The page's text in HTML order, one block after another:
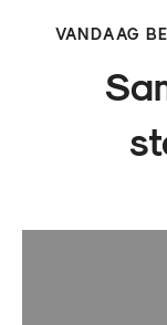
VANDAAG